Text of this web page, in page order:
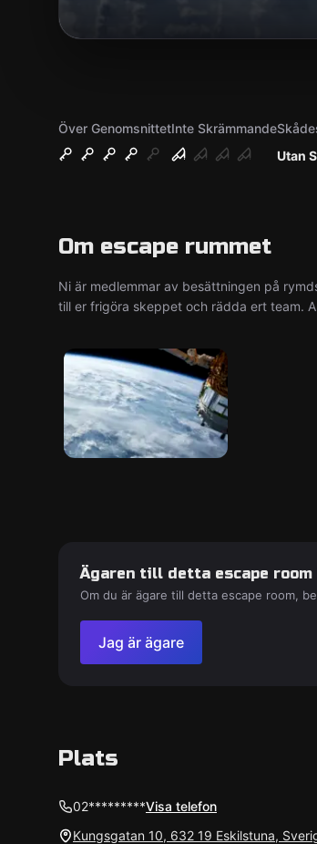
Över GenomsnittetInte Skrämmande
Utan
Om escape rummet
Ni är medlemmar av besättningen på
till er frigöra skeppet och rädda ert team.
Ägaren till detta escape
Om du är ägare till detta escape room,
Jag är ägare
Plats
02*********Visa telefon
Kungsgatan 10, 632 19 Eskilstuna,